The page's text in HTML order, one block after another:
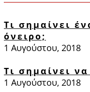
Τι σημαίνει
όνειρο;
1 Αυγούστου, 2018
Τι σημαίνει
1 Αυγούστου, 2018